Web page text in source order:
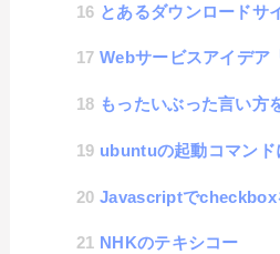
とあるダウンロードサイトのアフェリエイトがクソウザか
Webサービスアイデア「
もったいぶった言い方をする人
ubuntuの起動コマンド
Javascriptでcheckboxを表示するときに
NHKのテキシコー